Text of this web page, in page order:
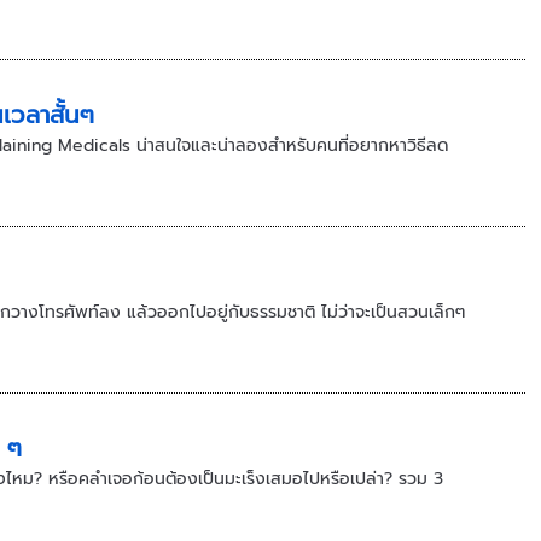
วลาสั้นๆ
Medicals น่าสนใจและน่าลองสำหรับคนที่อยากหาวิธีลด
างโทรศัพท์ลง แล้วออกไปอยู่กับธรรมชาติ ไม่ว่าจะเป็นสวนเล็กๆ
ๆ
ม? หรือคลำเจอก้อนต้องเป็นมะเร็งเสมอไปหรือเปล่า? รวม 3